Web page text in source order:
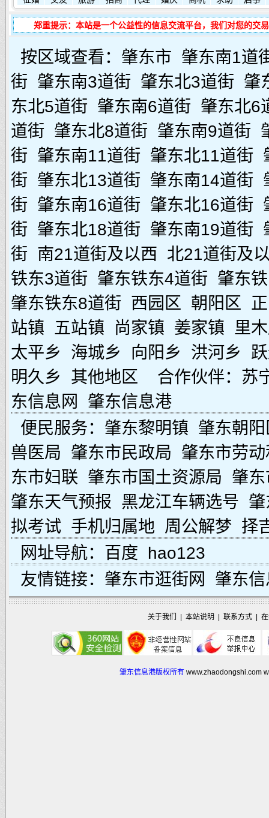
郑重提示：本站是一个公益性的信息交流平台，我们对您的交
按区域查看： 肇东市 肇东南1道
街 肇东南3道街 肇东北3道街 肇
东北5道街 肇东南6道街 肇东北6
道街 肇东北8道街 肇东南9道街
街 肇东南11道街 肇东北11道街
街 肇东北13道街 肇东南14道街
街 肇东南16道街 肇东北16道街
街 肇东北18道街 肇东南19道街
街 南21道街及以西 北21道街及
铁东3道街 肇东铁东4道街 肇东
肇东铁东8道街 西园区 朝阳区
站镇
五站镇 尚家镇 姜家镇
里
太平乡
海城乡 向阳乡 洪河乡
明久乡
其他地区 合作伙伴： 苏
东信息网
肇东信息港
便民服务： 肇东黎明镇 肇东朝
兽医局 肇东市民政局 肇东市劳
东市妇联 肇东市国土资源局 肇
肇东天气预报 黑龙江车辆选号
拟考试 手机归属地 周公解梦 择
网址导航： 百度 hao123
友情链接： 肇东市逛街网 肇东
关于我们 本站说明 联系方式|
肇东信息港版权所有 www.zhaodongshi.com